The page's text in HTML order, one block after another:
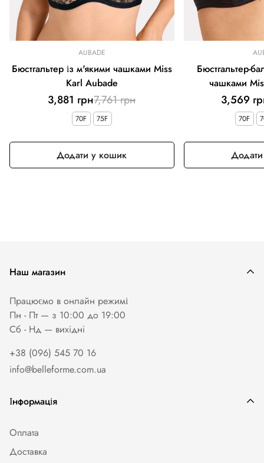
AUBADE
Бюстгальтер із м'якими чашками Miss
Karl Aubade
Ціна
продажу
3,881 грнЗвичайна
ціна
7,761 грн
70F 75F
Додати у кошик
Бюстгальтер-
чашками
3,569
70F
Наш магазин
Працюємо в онлайн режимі
Пн - Пт — з 10:00 до 19:00
Сб - Нд — вихiднi
+38 (096) 545 70 16
info@belleforme.com.ua
Інформація
Оплата
Доставка